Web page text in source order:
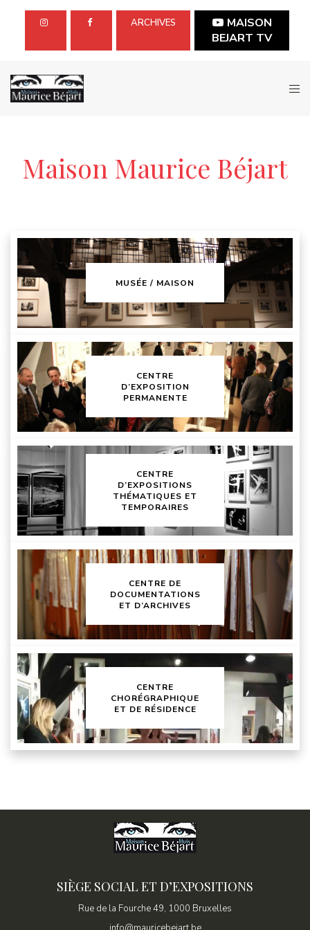
ARCHIVES
MAISON
BEJART TV
Maison Maurice Béjart
MUSÉE / MAISON
CENTRE
D’EXPOSITION
PERMANENTE
CENTRE
D’EXPOSITIONS
THÉMATIQUES ET
TEMPORAIRES
CENTRE DE
DOCUMENTATIONS
ET D’ARCHIVES
CENTRE
CHORÉGRAPHIQUE
ET DE RÉSIDENCE
SIÈGE SOCIAL ET D’EXPOSITIONS
Rue de la Fourche 49, 1000 Bruxelles